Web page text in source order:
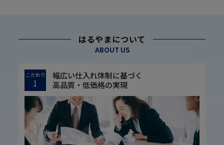
はるやまについて
ABOUT US
こだわり
1
幅広い仕入れ体制に基づく
高品質・低価格の実現